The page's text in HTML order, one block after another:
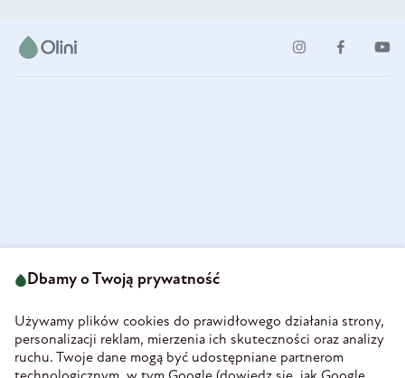
58-160 Świebodzice
REGON 890213034
INFORMACJE
Dbamy o Twoją prywatność
Używamy plików cookies do prawidłowego działania strony,
personalizacji reklam, mierzenia ich skuteczności oraz analizy
ruchu. Twoje dane mogą być udostępniane partnerom